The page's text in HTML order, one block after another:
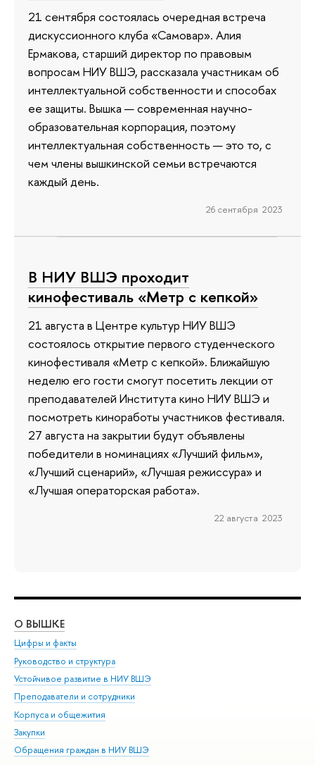
21 сентября состоялась очередная встреча
дискуссионного клуба «Самовар». Алия
Ермакова, старший директор по правовым
вопросам НИУ ВШЭ, рассказала участникам об
интеллектуальной собственности и способах
ее защиты. Вышка — современная научно-
образовательная корпорация, поэтому
интеллектуальная собственность — это то, с
чем члены вышкинской семьи встречаются
каждый день.
26 сентября 2023
В НИУ ВШЭ проходит
кинофестиваль «Метр с кепкой»
21 августа в Центре культур НИУ ВШЭ
состоялось открытие первого студенческого
кинофестиваля «Метр с кепкой». Ближайшую
неделю его гости смогут посетить лекции от
преподавателей Института кино НИУ ВШЭ и
посмотреть киноработы участников фестиваля.
27 августа на закрытии будут объявлены
победители в номинациях «Лучший фильм»,
«Лучший сценарий», «Лучшая режиссура» и
«Лучшая операторская работа».
22 августа 2023
О ВЫШКЕ
Цифры и факты
Руководство и структура
Устойчивое развитие в НИУ ВШЭ
Преподаватели и сотрудники
Корпуса и общежития
Закупки
Обращения граждан в НИУ ВШЭ